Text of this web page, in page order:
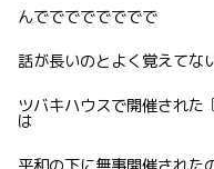
んでででででででで
話が長いのとよく覚えてな
ツバキハウスで開催された
は